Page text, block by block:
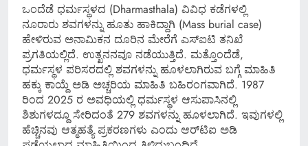
ಒಂದೆಡೆ ಧರ್ಮಸ್ಥಳದ (Dharmasthala) ವಿವಿಧ ಕಡೆಗಳಲ್ಲಿ
ನೂರಾರು ಶವಗಳನ್ನು ಹೂತು ಹಾಕಿದ್ದಾಗಿ (Mass burial case)
ಹೇಳಿರುವ ಅನಾಮಿಕನ ದೂರಿನ ಮೇರೆಗೆ ಎಸ್​ಐಟಿ ತನಿಖೆ
ಪ್ರಗತಿಯಲ್ಲಿದೆ. ಉತ್ಖನನವೂ ನಡೆಯುತ್ತಿದೆ. ಮತ್ತೊಂದೆಡೆ,
ಧರ್ಮಸ್ಥಳ ಪರಿಸರದಲ್ಲಿ ಶವಗಳನ್ನು ಹೂಳಲಾಗಿರುವ ಬಗ್ಗೆ ಮಾಹಿತಿ
ಹಕ್ಕು ಕಾಯ್ದೆ ಅಡಿ ಅಚ್ಚರಿಯ ಮಾಹಿತಿ ಬಹಿರಂಗವಾಗಿದೆ. 1987
ರಿಂದ 2025 ರ ಅವಧಿಯಲ್ಲಿ ಧರ್ಮಸ್ಥಳ ಆಸುಪಾಸಿನಲ್ಲಿ
ಶಿಶುಗಳದ್ದೂ ಸೇರಿದಂತೆ 279 ಶವಗಳನ್ನು ಹೂಳಲಾಗಿದೆ. ಇವುಗಳಲ್ಲಿ
ಹೆಚ್ಚಿನವು ಆತ್ಮಹತ್ಯೆ ಪ್ರಕರಣಗಳು ಎಂದು ಆರ್​​ಟಿಐ ಅಡಿ